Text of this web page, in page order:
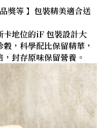
獎等 】包裝精美適合送
卡地位的iF 包裝設計大
，科學配比保留精華，
封存原味保留營養。